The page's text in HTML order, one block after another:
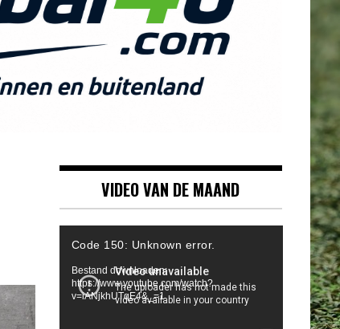
VIDEO VAN DE MAAND
Code 150: Unknown error.
Bestand downloaden:
https://www.youtube.com/watch?
v=iANjkhUTqE4&_=1